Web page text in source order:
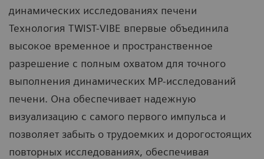
динамических исследованиях печени
Технология TWIST-VIBE впервые объединила
высокое временное и пространственное
разрешение с полным охватом для точного
выполнения динамических МР-исследований
печени. Она обеспечивает надежную
визуализацию с самого первого импульса и
позволяет забыть о трудоемких и дорогостоящих
повторных исследованиях, обеспечивая